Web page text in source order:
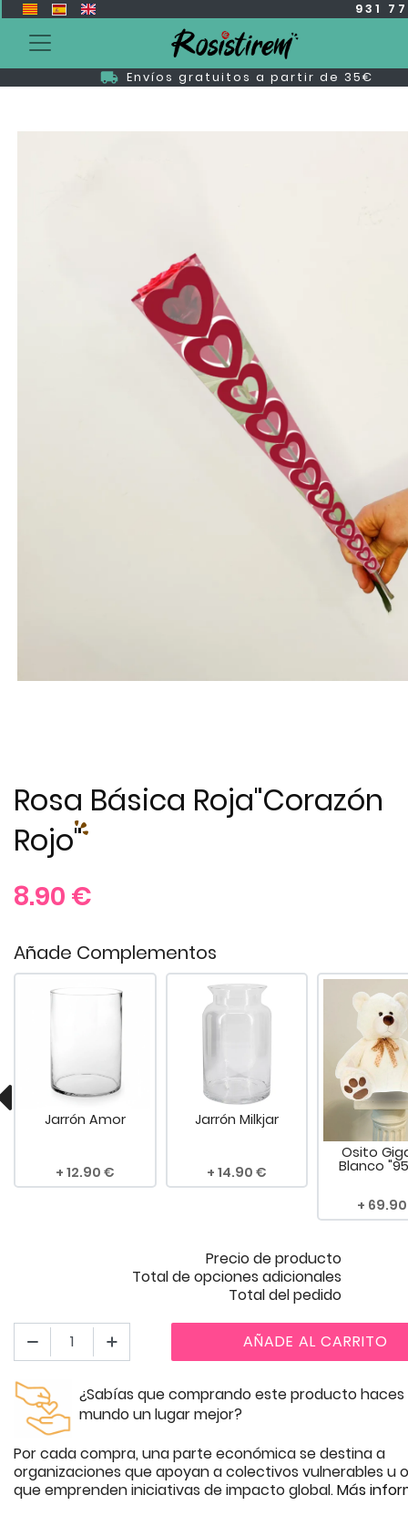
931
Envíos gratuitos a partir de 35€
Rosa Básica Roja"Corazón
Rojo"
8.90 €
Añade Complementos
Jarrón Amor
12.90
Jarrón Milkjar
14.90
Osito
Blanco
69.90
Precio de producto
Total de opciones adicionales
Total del pedido
AÑADE AL CARRITO
¿Sabías que comprando este producto haces
mundo un lugar mejor?
Por cada compra, una parte económica se destina a
organizaciones que apoyan a colectivos vulnerables u
que emprenden iniciativas de impacto global.Más